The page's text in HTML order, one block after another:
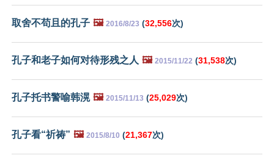
取舍不苟且的孔子 🖼️ 2016/8/23 (32,556次)
孔子和老子如何对待形残之人 🖼️ 2015/11/22 (31,538次)
孔子托书警喻韩滉 🖼️ 2015/11/13 (25,029次)
孔子看“祈祷” 🖼️ 2015/8/10 (21,367次)